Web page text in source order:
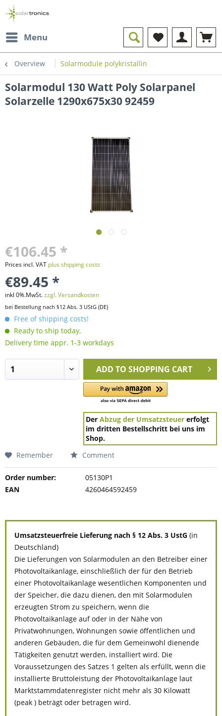
Menu
Overview Solarmodule polykristallin
Solarmodul 130 Watt Poly Solarpanel
Solarzelle 1290x675x30 92459
€106.45 *
Prices incl. VAT plus shipping costs
€89.45 *
inkl 0%.MwSt.zzgl. Versandkosten
bei Bestellung nach §12 Abs. 3 UStG (DE)
Free of shipping costs!
Ready to ship today,
Delivery time appr. 1-3 workdays
ADD TO SHOPPING CART
DerAbzug der Umsatzsteuer erfolgt
im dritten Bestellschritt bei uns im
Shop.
Remember
Comment
Order number:
05130P1
EAN
4260464592459
Umsatzsteuerfreie Lieferung nach § 12 Abs. 3 UstG (in
Deutschland)
Die Lieferungen von Solarmodulen an den Betreiber einer
Photovoltaikanlage, einschließlich der für den Betrieb
einer Photovoltaikanlage wesentlichen Komponenten und
der Speicher, die dazu dienen, den mit Solarmodulen
erzeugten Strom zu speichern, wenn die
Photovoltaikanlage auf oder in der Nähe von
Privatwohnungen, Wohnungen sowie öffentlichen und
anderen Gebäuden, die für dem Gemeinwohl dienende
Tätigkeiten genutzt werden, installiert wird. Die
Voraussetzungen des Satzes 1 gelten als erfüllt, wenn die
installierte Bruttoleistung der Photovoltaikanlage laut
Marktstammdatenregister nicht mehr als 30 Kilowatt
(peak ) beträgt oder betragen wird.